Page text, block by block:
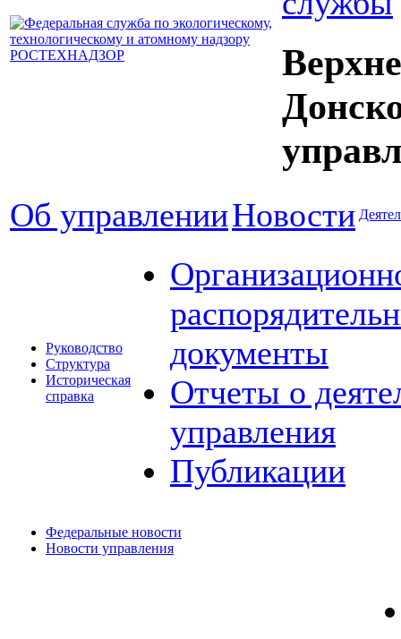
Об управленииНовости
Руководство
Структура
Историческая
справка
документы
Отчеты о
управления
Публикации
Федеральные новости
Новости управления